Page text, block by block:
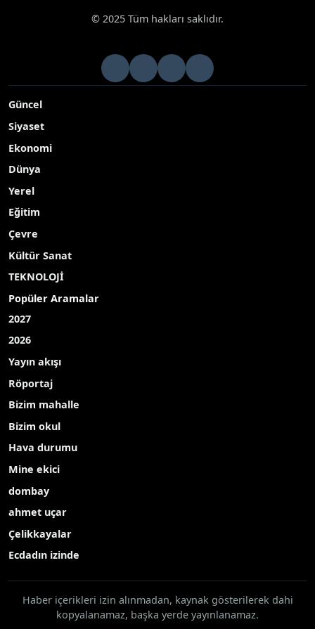
© 2025 Tüm hakları saklıdır.
Güncel
Siyaset
Ekonomi
Dünya
Yerel
Eğitim
Çevre
Kültür Sanat
TEKNOLOJİ
Popüler Aramalar
2027
2026
Yayın akışı
Röportaj
Bizim mahalle
Bizim okul
Hava durumu
Mine ekici
dombay
ahmet uçar
Çelikkayalar
Ecdadın izinde
Haber içerikleri izin alınmadan, kaynak gösterilerek dahi
kopyalanamaz, başka yerde yayınlanamaz.